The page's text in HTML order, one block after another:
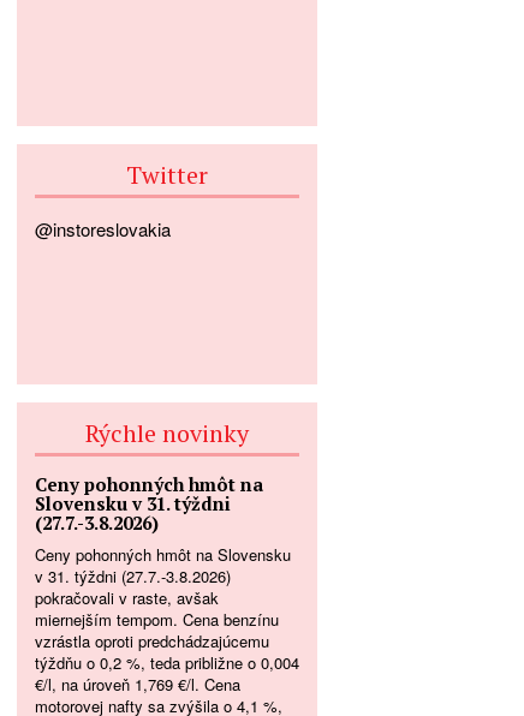
Twitter
@instoreslovakia
Rýchle novinky
Ceny pohonných hmôt na
Slovensku v 31. týždni
(27.7.-3.8.2026)
Ceny pohonných hmôt na Slovensku
v 31. týždni (27.7.-3.8.2026)
pokračovali v raste, avšak
miernejším tempom. Cena benzínu
vzrástla oproti predchádzajúcemu
týždňu o 0,2 %, teda približne o 0,004
€/l, na úroveň 1,769 €/l. Cena
motorovej nafty sa zvýšila o 4,1 %,